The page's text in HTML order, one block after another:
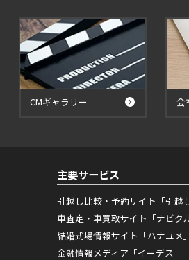
CMギャラリー 会
主要サービス
引越し比較・予約サイト「引越
車査定・車買取サイト「ナビクル
結婚式場情報サイト「ハナユメ」
金融情報メディア「イーデス」